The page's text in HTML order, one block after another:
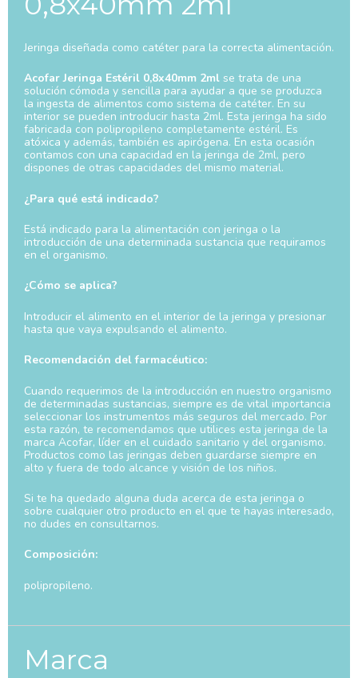
Jeringa diseñada como catéter para la correcta alimentación.
Acofar Jeringa Estéril 0,8x40mm 2ml se trata de una
solución cómoda y sencilla para ayudar a que se produzca
la ingesta de alimentos como sistema de catéter. En su
interior se pueden introducir hasta 2ml. Esta jeringa ha sido
fabricada con polipropileno completamente estéril. Es
atóxica y además, también es apirógena. En esta ocasión
contamos con una capacidad en la jeringa de 2ml, pero
dispones de otras capacidades del mismo material.
¿Para qué está indicado?
Está indicado para la alimentación con jeringa o la
introducción de una determinada sustancia que requiramos
en el organismo.
¿Cómo se aplica?
Introducir el alimento en el interior de la jeringa y presionar
hasta que vaya expulsando el alimento.
Recomendación del farmacéutico:
Cuando requerimos de la introducción en nuestro organismo
de determinadas sustancias, siempre es de vital importancia
seleccionar los instrumentos más seguros del mercado. Por
esta razón, te recomendamos que utilices esta jeringa de la
marca Acofar, líder en el cuidado sanitario y del organismo.
Productos como las jeringas deben guardarse siempre en
alto y fuera de todo alcance y visión de los niños.
Si te ha quedado alguna duda acerca de esta jeringa o
sobre cualquier otro producto en el que te hayas interesado,
no dudes en consultarnos.
Composición:
polipropileno.
Marca